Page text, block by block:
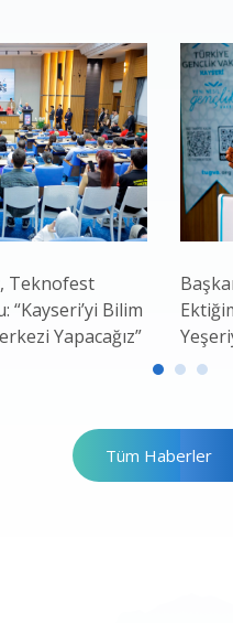
Teknofest
“Kayseri’yi Bilim
Yapacağız”
Tüm Haberler